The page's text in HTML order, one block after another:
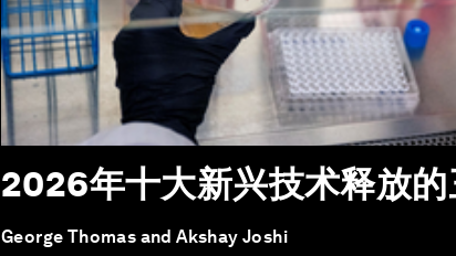
2026年十大新兴技术释放
George Thomas and Akshay Joshi